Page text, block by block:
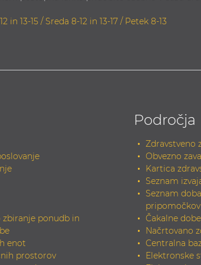
in 13-15 / Sreda 8-12 in 13-17 / Petek 8-13
zbiranje ponudb in
enot
prostorov
Področja
Zdravstveno
Obvezno
Kartica
Seznam
Seznam
pripomočkov
Čakalne
Načrtovano
Centralna
Elektronske